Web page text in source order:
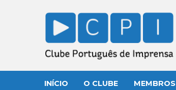
INÍCIO O CLUBE MEMBROS